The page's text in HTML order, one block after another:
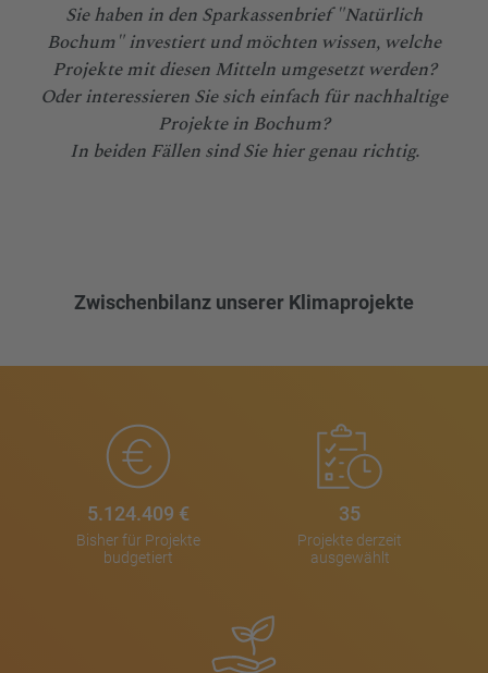
Sie haben in den Sparkassenbrief "Natürlich
Bochum" investiert und möchten wissen, welche
Projekte mit diesen Mitteln umgesetzt werden?
Oder interessieren Sie sich einfach für nachhaltige
Projekte in Bochum?
In beiden Fällen sind Sie hier genau richtig.
Zwischenbilanz unserer Klimaprojekte
5.124.409 €
Bisher für Projekte
budgetiert
35
Projekte derzeit
ausgewählt